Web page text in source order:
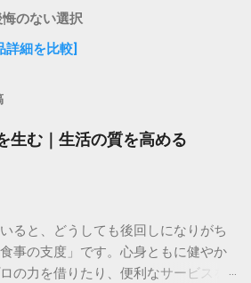
悔のない選択
詳細を比較]
生む｜生活の質を高める
ると、どうしても後回しになりがち
事の支度」です。心身ともに健やか
の力を借りたり、便利なサービスを